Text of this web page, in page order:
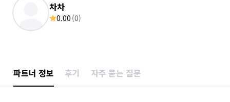
차차
0.00 (0)
파트너 정보 후기 자주 묻는 질문